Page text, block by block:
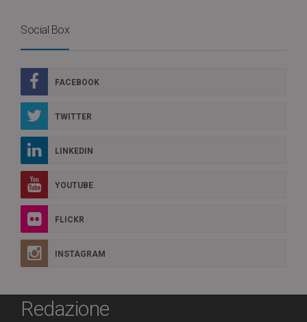
Social Box
FACEBOOK
TWITTER
LINKEDIN
YOUTUBE
FLICKR
INSTAGRAM
Redazione